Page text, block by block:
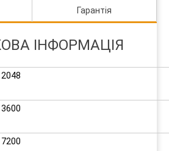
Гарантія
ІНФОРМАЦІЯ
2048
3600
7200